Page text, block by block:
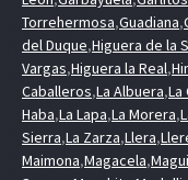
Torrehermosa,Guadiana,
del Duque,Higuera de la
Vargas,Higuera la Real,
Caballeros,La Albuera,La
Haba,La Lapa,La Morera,
Sierra,La Zarza,Llera,
Maimona,Magacela,